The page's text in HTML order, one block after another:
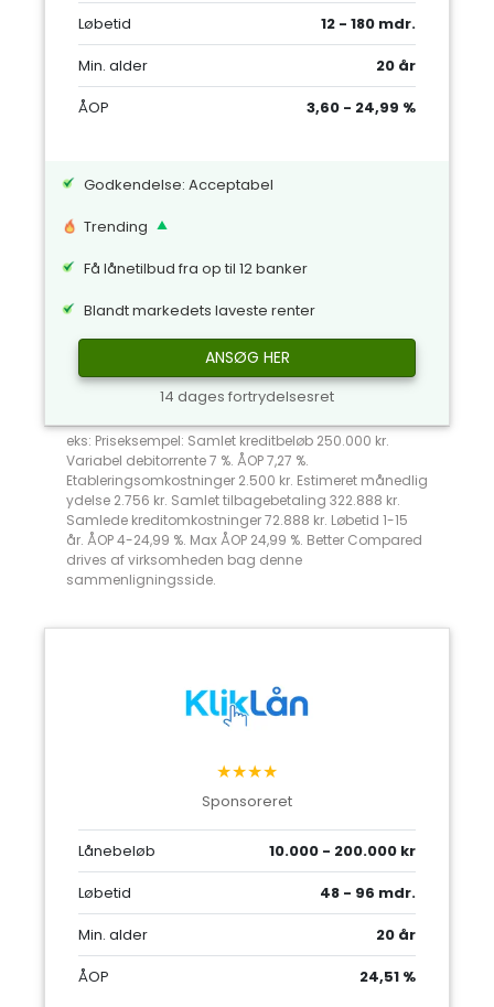
Løbetid
12 - 180 mdr.
Min. alder
20 år
ÅOP
3,60 - 24,99 %
Godkendelse: Acceptabel
Trending
Få lånetilbud fra op til 12 banker
Blandt markedets laveste renter
ANSØG HER
14 dages fortrydelsesret
eks: Priseksempel: Samlet kreditbeløb 250.000 kr.
Variabel debitorrente 7 %. ÅOP 7,27 %.
Etableringsomkostninger 2.500 kr. Estimeret månedlig
ydelse 2.756 kr. Samlet tilbagebetaling 322.888 kr.
Samlede kreditomkostninger 72.888 kr. Løbetid 1-15
år. ÅOP 4-24,99 %. Max ÅOP 24,99 %. Better Compared
drives af virksomheden bag denne
sammenligningsside.
★★★★
Sponsoreret
Lånebeløb
10.000 - 200.000 kr
Løbetid
48 - 96 mdr.
Min. alder
20 år
ÅOP
24,51 %